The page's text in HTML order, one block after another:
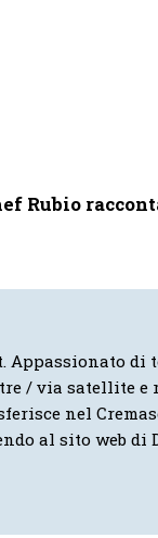
Rubio
Appassionato di
/ via satellite e
nel
al sito web di